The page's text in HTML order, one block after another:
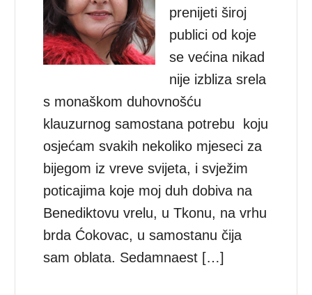
prenijeti široj
publici od koje
se većina nikad
nije izbliza srela
s monaškom duhovnošću
klauzurnog samostana potrebu koju
osjećam svakih nekoliko mjeseci za
bijegom iz vreve svijeta, i svježim
poticajima koje moj duh dobiva na
Benediktovu vrelu, u Tkonu, na vrhu
brda Ćokovac, u samostanu čija
sam oblata. Sedamnaest […]